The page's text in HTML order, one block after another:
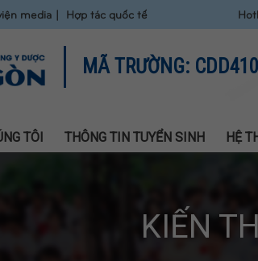
media Hợp tác quốc tế
MÃ TRƯỜNG:
TÔI THÔNG TIN TUYỂN SINH HỆ
KIẾN